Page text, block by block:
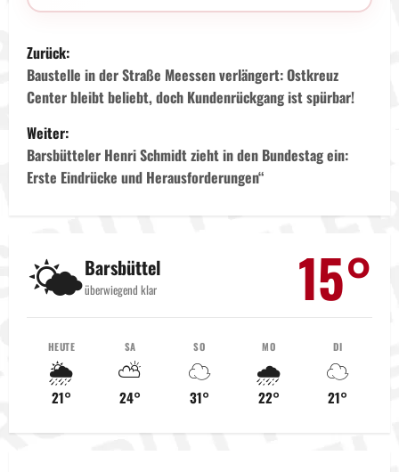
B
e
i
t
r
g
Zurück:
Baustelle in der Straße Meessen verlängert: Ostkreuz
Center bleibt beliebt, doch Kundenrückgang ist spürbar!
Weiter:
Barsbütteler Henri Schmidt zieht in den Bundestag ein:
Erste Eindrücke und Herausforderungen“
🌤️Barsbüttel
überwiegend klar 15°
HEUTE
🌦️
21°
SA
⛅
24°
SO
☁️
31°
MO
🌧️
22°
DI
☁️
21°